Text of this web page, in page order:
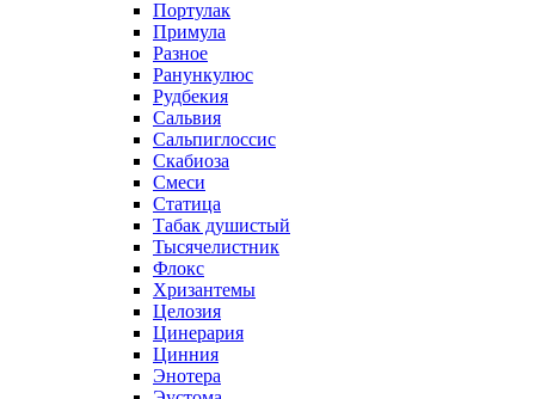
Портулак
Примула
Разное
Ранункулюс
Рудбекия
Сальвия
Сальпиглоссис
Скабиоза
Смеси
Статица
Табак душистый
Тысячелистник
Флокс
Хризантемы
Целозия
Цинерария
Цинния
Энотера